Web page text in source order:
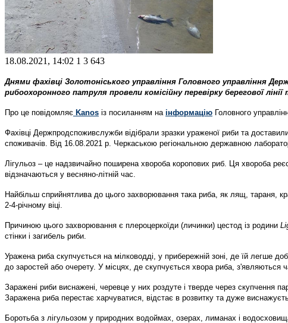
18.08.2021, 14:02 1 3 643
Днями фахівці Золотоніського управління Головного управління
рибоохоронного патруля провели комісійну перевірку берегової
Про це повідомляє Kanos із посиланням на інформацію Головного
Фахівці Держпродспоживслужби відібрали зразки ураженої риби та
споживачів. Від 16.08.2021 р. Черкаською регіональною державною
Лігульоз – це надзвичайно поширена хвороба коропових риб. Ця хвороба
відзначаються у весняно-літній час.
Найбільш сприйнятлива до цього захворювання така риба, як лящ, тараня,
2-4-річному віці.
Причиною цього захворювання є плероцеркоїди (личинки) цестод із родини
стінки і загибель риби.
Уражена риба скупчується на мілководді, у прибережній зоні, де їй легше
до заростей або очерету. У місцях, де скупчується хвора риба, з'являються
Заражені риби виснажені, черевце у них роздуте і тверде через скупчення
Заражена риба перестає харчуватися, відстає в розвитку та дуже
Боротьба з лігульозом у природних водоймах, озерах, лиманах і